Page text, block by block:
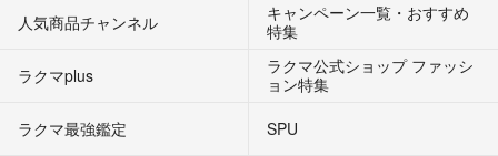
人気商品チャンネル
キャンペーン一覧・おすすめ
特集
ラクマplus
ラクマ公式ショップ ファッシ
ョン特集
ラクマ最強鑑定
SPU